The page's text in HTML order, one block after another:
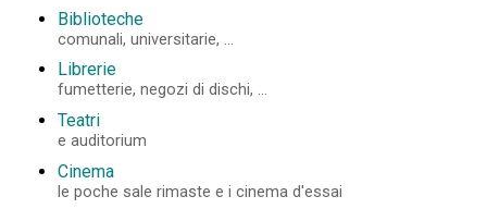
Biblioteche
comunali, universitarie, ...
Librerie
fumetterie, negozi di dischi, ...
Teatri
e auditorium
Cinema
le poche sale rimaste e i cinema d'essai